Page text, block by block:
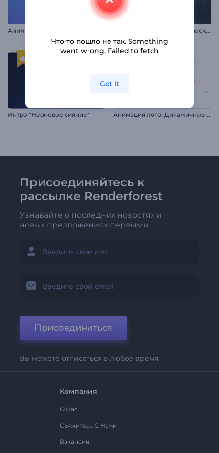
С
овременное футуристическое интро
Интро "Неоновое сияние" А
нимация лого: Динамичные фигуры
Присоединяйтесь к
рассылке Renderforest
Узнавайте о последних новостях и
новых предложениях первыми
Присоединиться
Вы можете отписаться в любое время
Компания
О Нас
Свяжитесь С Нами
Вакансии
Что-то пошло не так. Something
went wrong. Failed to fetch
Got it